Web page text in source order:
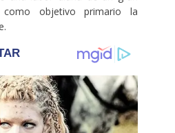
objetivo primario la